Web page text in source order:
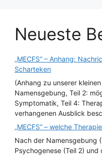
Neueste
„MECFS“ – Anhang:
Scharteken
(Anhang zu unserer kleinen
Namensgebung, Teil 2:
Symptomatik, Teil 4:
verhangenen Ausblick
„MECFS“ – welche
Nach der Namensgebung
Psychogenese (Teil 2)